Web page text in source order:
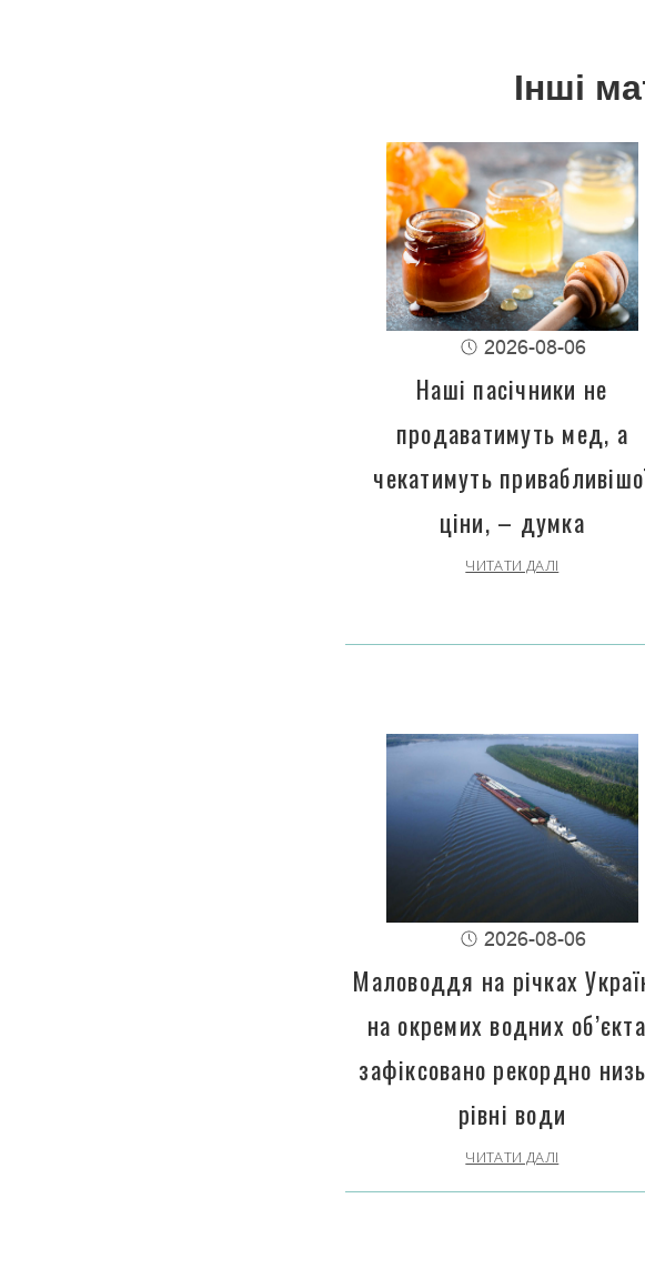
Інші
2026-08-06
Наші пасічники не
продаватимуть мед, а
чекатимуть
ціни, – думка
ЧИТАТИ ДАЛІ
2026-08-06
Маловоддя на річках
на окремих водних
зафіксовано рекордно
рівні води
ЧИТАТИ ДАЛІ